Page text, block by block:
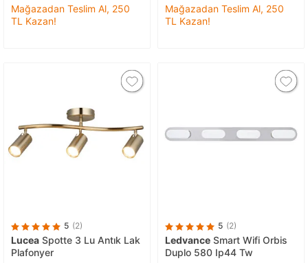
Mağazadan Teslim Al, 250
TL Kazan!
Mağazadan Teslim Al, 250
TL Kazan!
5 (2)
Lucea Spotte 3 Lu Antık Lak
Plafonyer
5 (2)
Ledvance Smart Wifi Orbis
Duplo 580 Ip44 Tw